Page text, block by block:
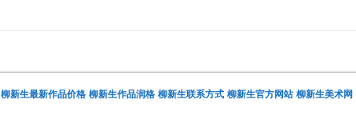
柳新生最新作品价格 柳新生作品润格 柳新生联系方式 柳新生官方网站 柳新生美术网